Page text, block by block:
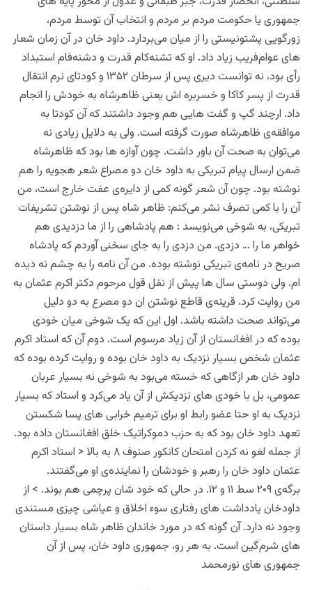
جمهوری یا حکومت مردم بر مردم ‌و انتخاب آن توسط مردم،
زورگویی پشتونیستی را از میان می‌بردارد. داود خان در آن زمان شعار
های عوام‌فریب زیاد داد. او‌ که تشنه‌کام قدرت و دشنه‌‌فام استبداد
رأی بود، نه توانست دیری پس از سرطان ۱۳۵۲ و کودتای نرم انتقال
قدرت از پسر کاکا و خسربره اش یعنی ظاهرشاه به خودش را انجام
داد. ارچند گپ و گفت هایی هم وجود داشتند که آن کودتا به
موافقه‌ی ظاهرشاه صورت گرفته است. ولی به دلایل زیادی نه
می‌توان به صحت آن باور داشت. چون آوازه ها بود که ظاهرشاه
ضمن ارسال پیام تبریکی به داود خان دو‌ مصراع شعر هجویه را هم
نوشته بود. چون آن شعر گونه کمی از دایره‌ی عفت خارج است، من
آن را با کمی تصرف نشر می‌کنم: ظاهر شاه پس از نوشتن تشریفات
تبریکی، به شوخی می‌‌نویسد : هم پادشاهی را از ما دزدیدی هم
خواهر ما را … دزدی. من دزدی را به جای سخنی آوردم که پادشاه
صریح در نامه‌ی تبریکی نوشته بوده. من آن نامه را به چشم نه دیده
ام. ولی دوستی سال ها پیش از نقل قول مرحوم دکتر اکرم عثمان به
من روایت کرد. قرینه‌ی قاطع نوشتن ان دو‌ مصرع به دو دلیل
می‌تواند صحت داشته باشد. اول این که یک شوخی میان خودی
بوده که در افغانستان از آن زیاد مرسوم است. دوم آن که استاد اکرم
عثمان شخص بسیار نزدیک به داود خان بوده و روایت کرده بوده که
داود خان هر ازگاهی که خسته می‌بود به شوخی نه بسیار عربان
عمومی، بل با خودی های نزدیکش از آن یاد می‌کرد و استاد که بسیار
نزدیک به او ‌حتا عضو رابط او برای ترمیم خرابی های پسا شکستن
تعهد داود خان بود که به حزب دموکراتیک خلق افغانستان داده بود.
از جمله لغو نه کردن امتحان کانکور صنوف ۸ به بالا < استاد اکرم
عثمان داود خان را رهبر و خودشان را نماینده‌ی او می‌گفتند.
برگه‌ی ۲۰۹ سط ۱۱ و ۱۲. در حالی که خود شان پرچمی هم بوند. > از
داودخان یادداشت های رفتاری سوء اخلاق و عیاشی چیزی مستندی
وجود نه دارد. آن گونه که در مورد خاندان ظاهر شاه بسیار داستان
های شرم‌گین است. به هر رو، جمهوری داود خان، پس از آن
جمهوری های نورمحمد